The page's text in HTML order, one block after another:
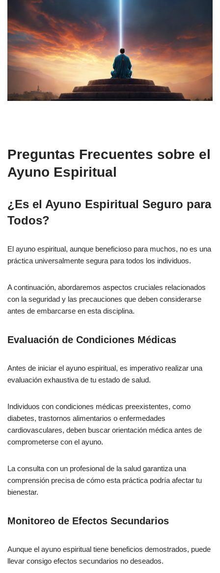
Preguntas Frecuentes sobre el
Ayuno Espiritual
¿Es el Ayuno Espiritual Seguro para
Todos?
El ayuno espiritual, aunque beneficioso para muchos, no es una
práctica universalmente segura para todos los individuos.
A continuación, abordaremos aspectos cruciales relacionados
con la seguridad y las precauciones que deben considerarse
antes de embarcarse en esta disciplina.
Evaluación de Condiciones Médicas
Antes de iniciar el ayuno espiritual, es imperativo realizar una
evaluación exhaustiva de tu estado de salud.
Individuos con condiciones médicas preexistentes, como
diabetes, trastornos alimentarios o enfermedades
cardiovasculares, deben buscar orientación médica antes de
comprometerse con el ayuno.
La consulta con un profesional de la salud garantiza una
comprensión precisa de cómo esta práctica podría afectar tu
bienestar.
Monitoreo de Efectos Secundarios
Aunque el ayuno espiritual tiene beneficios demostrados, puede
llevar consigo efectos secundarios no deseados.